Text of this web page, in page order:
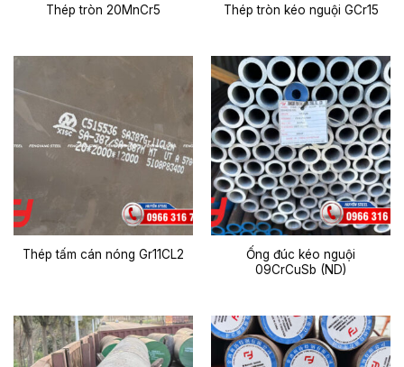
Thép tròn 20MnCr5 Thép tròn kéo nguội GCr15
Thép tấm cán nóng Gr11CL2
Ống đúc kéo nguội
09CrCuSb (ND)